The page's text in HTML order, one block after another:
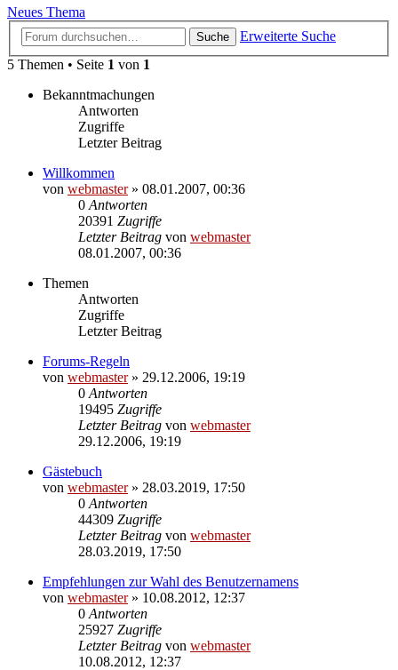
Neues Thema
Suche
Erweiterte Suche
5 Themen • Seite 1 von 1
Bekanntmachungen
Antworten
Zugriffe
Letzter Beitrag
Willkommen
von webmaster» 08.01.2007, 00:36
0 Antworten
20391 Zugriffe
Letzter Beitrag von webmaster
08.01.2007, 00:36
Themen
Antworten
Zugriffe
Letzter Beitrag
Forums-Regeln
von webmaster» 29.12.2006, 19:19
0 Antworten
19495 Zugriffe
Letzter Beitrag von webmaster
29.12.2006, 19:19
Gästebuch
von webmaster» 28.03.2019, 17:50
0 Antworten
44309 Zugriffe
Letzter Beitrag von webmaster
28.03.2019, 17:50
Empfehlungen zur Wahl des Benutzernamens
von webmaster» 10.08.2012, 12:37
0 Antworten
25927 Zugriffe
Letzter Beitrag von webmaster
10.08.2012, 12:37